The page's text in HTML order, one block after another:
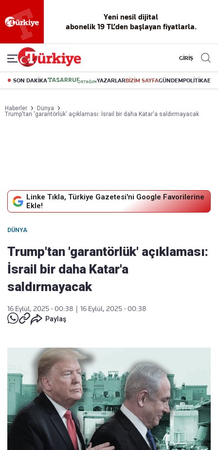
okuma
deneyimi
dijital arşiv
Akıllı haber
asistanı
Eski gazeteleri
indirme
canlı soru
cevap
GİRİŞ
SON DAKİKA YAZARLARBİZİM SAYFAGÜNDEMPOLİTİKA
Haberler
Dünya
Trump'tan 'garantörlük' açıklaması: İsrail bir daha Katar'a saldırmayacak
Linke Tıkla, Türkiye Gazetesi'ni Google Favorilerine
Ekle!
DÜNYA
Trump'tan 'garantörlük' açıklaması:
İsrail bir daha Katar'a
saldırmayacak
16 Eylül, 2025 - 00:38
16 Eylül, 2025 - 00:38
Paylaş